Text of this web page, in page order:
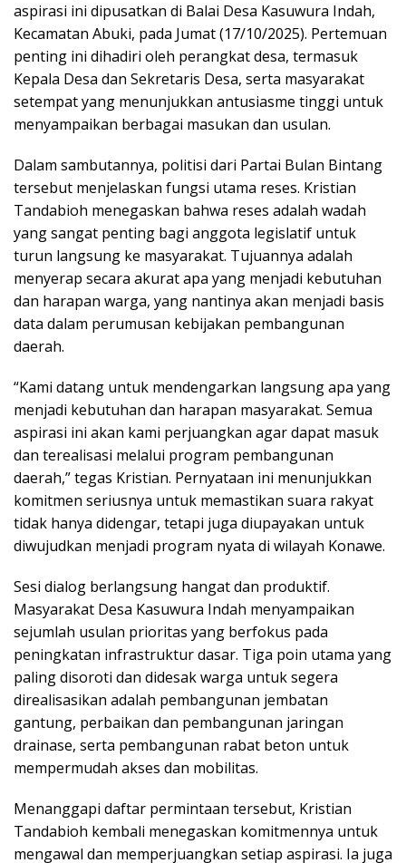
aspirasi ini dipusatkan di Balai Desa Kasuwura Indah,
Kecamatan Abuki, pada Jumat (17/10/2025). Pertemuan
penting ini dihadiri oleh perangkat desa, termasuk
Kepala Desa dan Sekretaris Desa, serta masyarakat
setempat yang menunjukkan antusiasme tinggi untuk
menyampaikan berbagai masukan dan usulan.
Dalam sambutannya, politisi dari Partai Bulan Bintang
tersebut menjelaskan fungsi utama reses. Kristian
Tandabioh menegaskan bahwa reses adalah wadah
yang sangat penting bagi anggota legislatif untuk
turun langsung ke masyarakat. Tujuannya adalah
menyerap secara akurat apa yang menjadi kebutuhan
dan harapan warga, yang nantinya akan menjadi basis
data dalam perumusan kebijakan pembangunan
daerah.
“Kami datang untuk mendengarkan langsung apa yang
menjadi kebutuhan dan harapan masyarakat. Semua
aspirasi ini akan kami perjuangkan agar dapat masuk
dan terealisasi melalui program pembangunan
daerah,” tegas Kristian. Pernyataan ini menunjukkan
komitmen seriusnya untuk memastikan suara rakyat
tidak hanya didengar, tetapi juga diupayakan untuk
diwujudkan menjadi program nyata di wilayah Konawe.
Sesi dialog berlangsung hangat dan produktif.
Masyarakat Desa Kasuwura Indah menyampaikan
sejumlah usulan prioritas yang berfokus pada
peningkatan infrastruktur dasar. Tiga poin utama yang
paling disoroti dan didesak warga untuk segera
direalisasikan adalah pembangunan jembatan
gantung, perbaikan dan pembangunan jaringan
drainase, serta pembangunan rabat beton untuk
mempermudah akses dan mobilitas.
Menanggapi daftar permintaan tersebut, Kristian
Tandabioh kembali menegaskan komitmennya untuk
mengawal dan memperjuangkan setiap aspirasi. Ia juga